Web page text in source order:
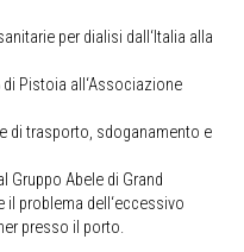
per dialisi dall‘Italia alla
di Pistoia all‘Associazione
di trasporto, sdoganamento e
Gruppo Abele di Grand
il problema dell‘eccessivo
presso il porto.